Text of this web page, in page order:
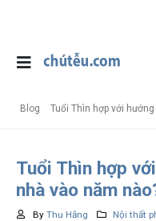
Blog Tuổi Thìn hợp với
Tuổi Thìn hợp
nhà vào năm
By Thu Hằng
Nội thất